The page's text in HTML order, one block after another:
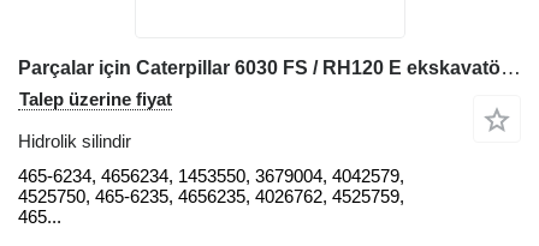
Parçalar için Caterpillar 6030 FS / RH120 E ekskavatör için Caterpillar BOOM / STICK / BUCKET 465-6234 hidrolik silindir
Talep üzerine fiyat
Hidrolik silindir
465-6234, 4656234, 1453550, 3679004, 4042579,
4525750, 465-6235, 4656235, 4026762, 4525759,
465...